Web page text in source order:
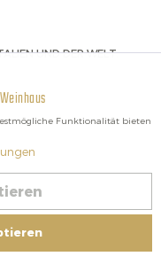
UND DER WELT.
| Bio-Zertifiziert:
Inaktiv
Funktionalität bieten